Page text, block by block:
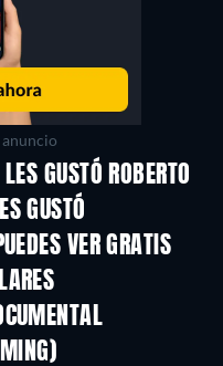
GUSTÓ ROBERTO
GUSTÓ
VER GRATIS